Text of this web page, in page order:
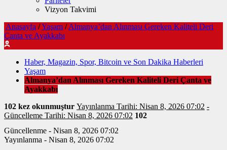
Vizyon Takvimi
Anasayfa /Yaşam / Almanya’dan Alınması Gereken Kaliteli Deri
Çanta ve Ayakkabı
Haber, Magazin, Spor, Bitcoin ve Son Dakika Haberleri
Yaşam
Almanya’dan Alınması Gereken Kaliteli Deri Çanta ve
Ayakkabı
102 kez okunmuştur Yayınlanma Tarihi: Nisan 8, 2026 07:02 -
Güncelleme Tarihi: Nisan 8, 2026 07:02 102
Güncellenme - Nisan 8, 2026 07:02
Yayınlanma - Nisan 8, 2026 07:02